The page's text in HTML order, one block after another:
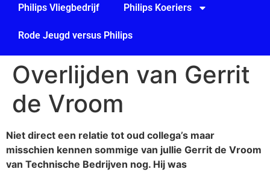
Philips Vliegbedrijf Philips Koeriers
Rode Jeugd versus Philips
Overlijden van Gerrit
de Vroom
Niet direct een relatie tot oud collega’s maar
misschien kennen sommige van jullie Gerrit de Vroom
van Technische Bedrijven nog. Hij was